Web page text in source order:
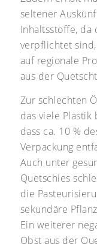
seltener
Inhaltsstoffe, da
verpflichtet
auf regionale
aus der
Zur schlechten
das viele Plastik
dass ca. 10 %
Verpackung
Auch unter
Quetschies
die
sekundäre
Ein weiterer
Obst aus der